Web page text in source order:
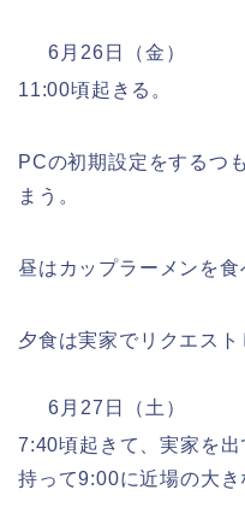
6月26日（金）
11:00頃起きる。
PCの初期設定をするつ
まう。
昼はカップラーメンを食
夕食は実家でリクエスト
6月27日（土）
7:40頃起きて、実家を
持って9:00に近場の大き